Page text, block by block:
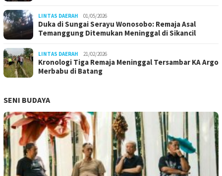
LINTAS DAERAH 01/05/2026
Duka di Sungai Serayu Wonosobo: Remaja Asal
Temanggung Ditemukan Meninggal di Sikancil
LINTAS DAERAH 21/02/2026
Kronologi Tiga Remaja Meninggal Tersambar KA Argo
Merbabu di Batang
SENI BUDAYA